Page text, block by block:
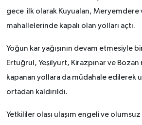
gece ilk olarak Kuyualan, Meryemdere
mahallelerinde kapalı olan yolları açtı.
Yoğun kar yağışının devam etmesiyle
Ertuğrul, Yeşilyurt, Kirazpınar ve
kapanan yollara da müdahale edilerek
ortadan kaldırıldı.
Yetkililer olası ulaşım engeli ve